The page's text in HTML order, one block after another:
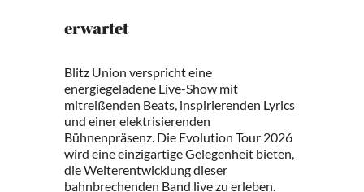
erwartet
Blitz Union verspricht eine
energiegeladene Live-Show mit
mitreißenden Beats, inspirierenden Lyrics
und einer elektrisierenden
Bühnenpräsenz. Die Evolution Tour 2026
wird eine einzigartige Gelegenheit bieten,
die Weiterentwicklung dieser
bahnbrechenden Band live zu erleben.